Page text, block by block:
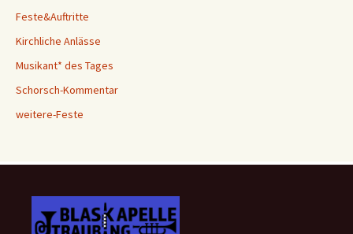
Feste&Auftritte
Kirchliche Anlässe
Musikant* des Tages
Schorsch-Kommentar
weitere-Feste